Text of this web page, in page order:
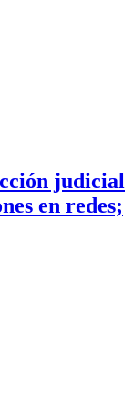
judicial
en redes;